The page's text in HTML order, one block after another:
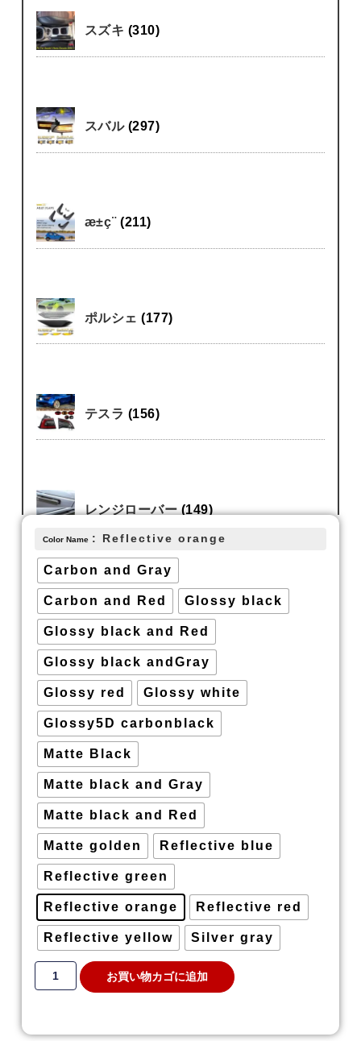
スズキ (310)
スバル (297)
æ±ç¨(211)
ポルシェ(177)
テスラ (156)
レンジローバー(149)
いすゞ(119)
キャデラック(97)
ミニクーパー(70)
汎用(52)
ダイハツ
Color Name : Reflective orange
Carbon and Gray
Carbon and Red Glossy black
Glossy black and Red
Glossy black andGray
Glossy red Glossy white
Glossy5D carbonblack
Matte Black
Matte black and Gray
Matte black and Red
Matte golden Reflective blue
Reflective green
Reflective orange Reflective red
Reflective yellow Silver gray
お買い物カゴに追加